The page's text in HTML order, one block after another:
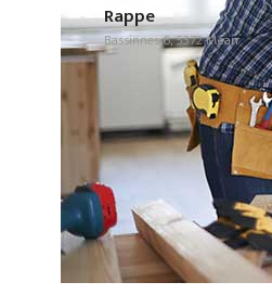
Rappe
Bassinnes 6, 5372 Méan